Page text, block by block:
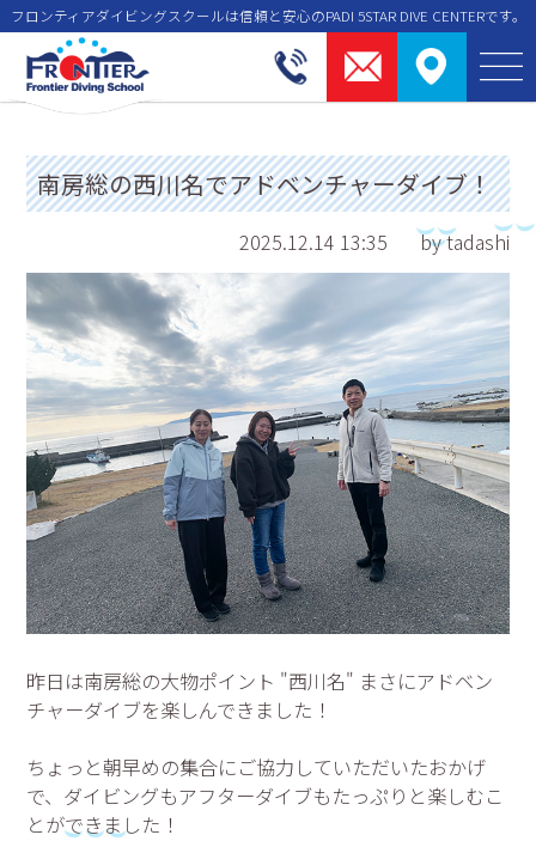
フロンティアダイビングスクールは信頼と安⼼のPADI 5STAR DIVE CENTERです。
南房総の西川名でアドベンチャーダイブ！
2025.12.14 13:35 by tadashi
昨日は南房総の大物ポイント "西川名" まさにアドベン
チャーダイブを楽しんできました！
ちょっと朝早めの集合にご協力していただいたおかげ
で、ダイビングもアフターダイブもたっぷりと楽しむこ
とができました！